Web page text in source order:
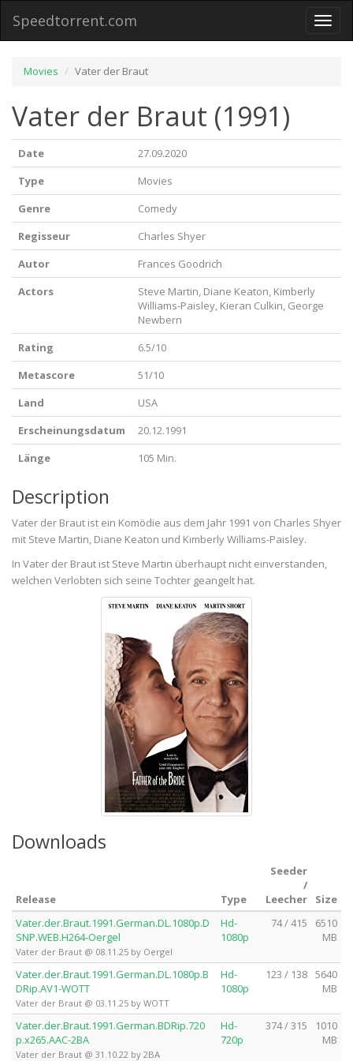
Toggle
Speedtorrent.com
Movies Vater der Braut
Vater der Braut (1991)
Date
27.09.2020
Type
Movies
Genre
Comedy
Regisseur
Charles Shyer
Autor
Frances Goodrich
Actors
Steve Martin, Diane Keaton, Kimberly
Williams-Paisley, Kieran Culkin, George
Newbern
Rating
6.5/10
Metascore
51/10
Land
USA
Erscheinungsdatum
20.12.1991
Länge
105 Min.
Description
Vater der Braut ist ein Komödie aus dem Jahr 1991 von Charles Shyer
mit Steve Martin, Diane Keaton und Kimberly Williams-Paisley.
In Vater der Braut ist Steve Martin überhaupt nicht einverstanden,
welchen Verlobten sich seine Tochter geangelt hat.
Downloads
Release Type
Seeder
/
Leecher
Size
Vater.der.Braut.1991.German.DL.1080p.D
SNP.WEB.H264-Oergel
Vater der Braut @ 08.11.25 by Oergel
Hd-
1080p
74 / 415
6510
MB
Vater.der.Braut.1991.German.DL.1080p.B
DRip.AV1-WOTT
Vater der Braut @ 03.11.25 by WOTT
Hd-
1080p
123 / 138 5640
MB
Vater.der.Braut.1991.German.BDRip.720
p.x265.AAC-2BA
Vater der Braut @ 31.10.22 by 2BA
Hd-
720p
374 / 315
1010
MB